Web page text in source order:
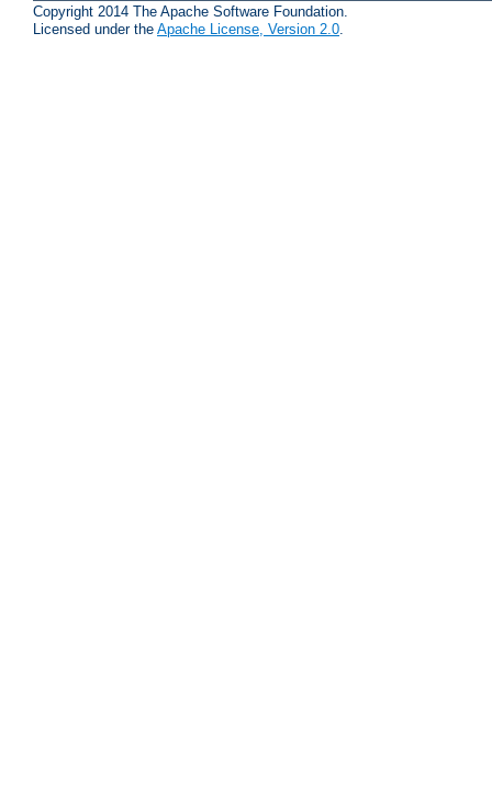
Copyright 2014 The Apache Software Foundation.
Licensed under the Apache License, Version 2.0.